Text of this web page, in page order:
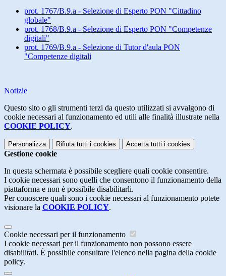
prot. 1767/B.9.a - Selezione di Esperto PON "Cittadino
globale"
prot. 1768/B.9.a - Selezione di Esperto PON "Competenze
digitali"
prot. 1769/B.9.a - Selezione di Tutor d'aula PON
"Competenze digitali
Notizie
Questo sito o gli strumenti terzi da questo utilizzati si avvalgono di
cookie necessari al funzionamento ed utili alle finalità illustrate nella
COOKIE POLICY.
Personalizza Rifiuta tutti i cookies Accetta tutti i cookies
Gestione cookie
In questa schermata è possibile scegliere quali cookie consentire.
I cookie necessari sono quelli che consentono il funzionamento della
piattaforma e non è possibile disabilitarli.
Per conoscere quali sono i cookie necessari al funzionamento potete
visionare la COOKIE POLICY.
Cookie necessari per il funzionamento
I cookie necessari per il funzionamento non possono essere
disabilitati. È possibile consultare l'elenco nella pagina della cookie
policy.